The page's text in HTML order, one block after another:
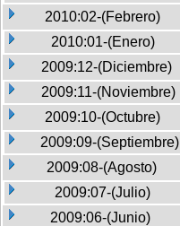
2010:02-(Febrero)
2010:01-(Enero)
2009:12-(Diciembre)
2009:11-(Noviembre)
2009:10-(Octubre)
2009:09-(Septiembre)
2009:08-(Agosto)
2009:07-(Julio)
2009:06-(Junio)